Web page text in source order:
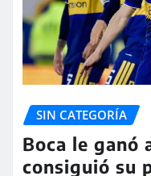
SIN CATEGORÍA
Boca le ganó
consiguió su